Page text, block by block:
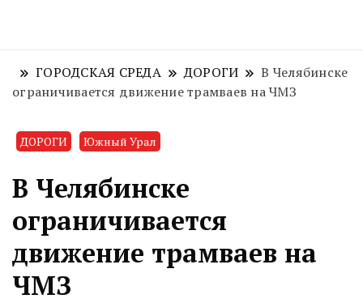
область
недвижимости
ГОРОДСКАЯ СРЕДА ДОРОГИ
В Челябинске
ограничивается движение трамваев на ЧМЗ
ДОРОГИ Южный Урал
В Челябинске
ограничивается
движение трамваев на
ЧМЗ